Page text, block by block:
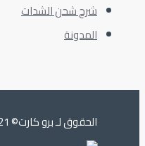
شرح شحن الشدات
المدونة
الحقوق لـ برو كارت© 2021 بـ♥️ من ESHOPS